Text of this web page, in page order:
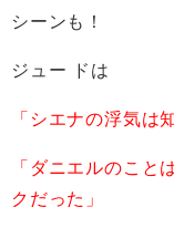
シーンも！
ジュー ドは
「シエナの浮気は
「ダニエルのこと
クだった」